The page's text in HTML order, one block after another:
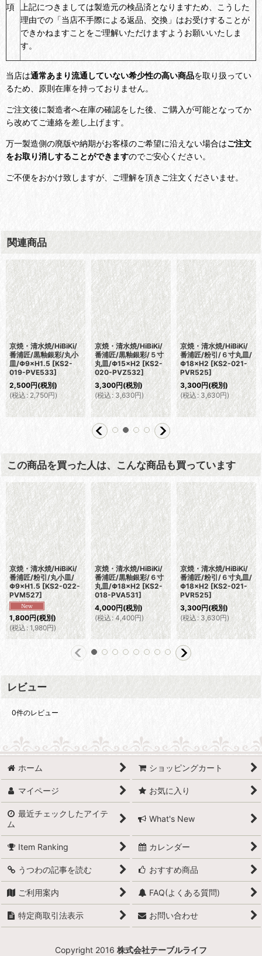
項
上記につきましては製造元の検品済となりますため、こうした
理由での「当店不手際による返品、交換」はお受けすることが
できかねますことをご理解いただけますようお願いいたしま
す。
当店は通常あまり流通していない希少性の高い商品を取り扱ってい
るため、原則在庫を持っておりません。
ご注文後に製造者へ在庫の確認をした後、ご購入が可能となってか
ら改めてご連絡を差し上げます。
万一製造側の廃版や納期がお客様のご希望に沿えない場合はご注文
をお取り消しすることができますのでご安心ください。
ご不便をおかけ致しますが、ご理解を頂きご注文くださいませ。
関連商品
京焼・清水焼/HiBiKi/
番浦匠/黒釉銀彩/丸小
皿/Φ9×H1.5 [KS2-
019-PVE533]
2,500円(税別)
(税込 : 2,750円)
京焼・清水焼/HiBiKi/
番浦匠/黒釉銀彩/５寸
丸皿/Φ15×H2 [KS2-
020-PVZ532]
3,300円(税別)
(税込: 3,630円)
京焼・清水焼/HiBiKi/
番浦匠/粉引/６寸丸皿/
Φ18×H2 [KS2-021-
PVR525]
3,300円(税別)
(税込 : 3,630円)
この商品を買った人は、こんな商品も買っています
京焼・清水焼/HiBiKi/
番浦匠/粉引/丸小皿/
Φ9×H1.5 [KS2-022-
PVM527]
1,800円(税別)
(税込: 1,980円)
京焼・清水焼/HiBiKi/
番浦匠/黒釉銀彩/６寸
丸皿/Φ18×H2 [KS2-
018-PVA531]
4,000円(税別)
(税込: 4,400円)
京焼・清水焼/HiBiKi/
番浦匠/粉引/６寸丸皿/
Φ18×H2 [KS2-021-
PVR525]
3,300円(税別)
(税込: 3,630円)
レビュー
0件のレビュー
ホーム ショッピングカート
マイページ お気に入り
最近チェックしたアイテ
ム
What's New
Item Ranking カレンダー
うつわの記事を読む おすすめ商品
ご利用案内 FAQ(よくある質問)
特定商取引法表示 お問い合わせ
Copyright 2016 株式会社テーブルライフ